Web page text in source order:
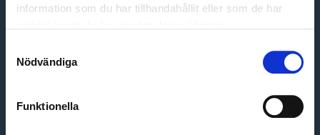
information som du har tillhandahållit eller som de har
Nödvändiga
Funktionella
Email address